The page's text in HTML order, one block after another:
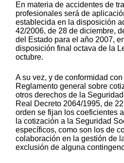
En materia de accidentes de
profesionales será de
establecida en la disposición
42/2006, de 28 de diciembre,
del Estado para el año 2007,
disposición final octava de la
octubre.
A su vez, y de conformidad
Reglamento general sobre
otros derechos de la
Real Decreto 2064/1995, de
orden se fijan los coeficientes
la cotización a la Seguridad
específicos, como son los de
colaboración en la gestión de
exclusión de alguna